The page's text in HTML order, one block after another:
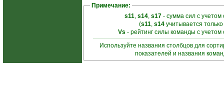
Примечание:
s11, s14, s17- сумма сил с учетом
(s11, s14 учитывается
Vs - рейтинг силы команды с
Используйте названия столбцов для
показателей и названия